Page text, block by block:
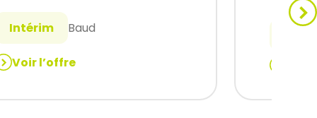
Intérim Baud
Voir l’offre
F)
: